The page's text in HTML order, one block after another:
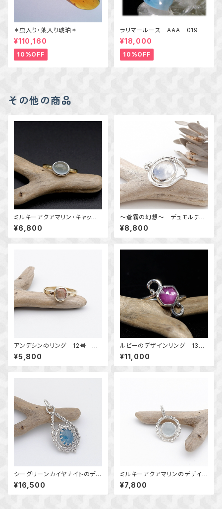
＊虫入り・葉入り琥珀＊
¥110,160
10%OFF
ラリマールース AAA 019
¥18,000
10%OFF
その他の商品
ミルキーアクアマリン・キャッツ
アイのリング 約10号 横向き
～真鍮と銀の指輪～ 天然石ア
クセサリー 指輪 一点物
¥6,800
～蒼霧の幻想～ デュモルチェ
ライトインクォーツのリング 12
号 天然石アクセサリー 一点
物
¥8,800
アンデシンのリング 12号 ～
真鍮～ 天然石アクセサリー
指輪 一点物 macari
¥5,800
ルビーのデザインリング 13
号 ～遊び心～ 天然石アク
セサリー 指輪 一点物
¥11,000
シーグリーンカイヤナイトのデザ
インペンダント ～蒼雨の追憶
～ 天然石アクセサリー 一
点物
¥16,500
ミルキーアクアマリンのデザイン
ペンダント ～海の雫～ 天然石
アクセサリー ペンダントトッ
プ 一点物 macari
¥7,800